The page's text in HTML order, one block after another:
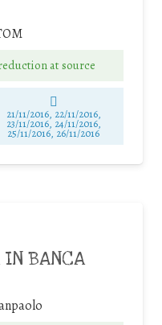
at source
21/11/2016, 22/11/2016,
23/11/2016, 24/11/2016,
25/11/2016, 26/11/2016
IN BANCA